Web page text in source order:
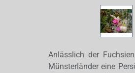
Anlässlich der
Münsterländer eine